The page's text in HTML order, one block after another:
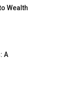
Wealth
A